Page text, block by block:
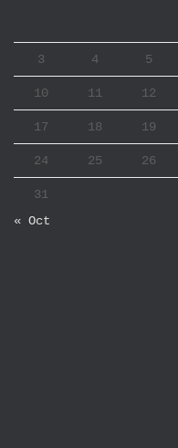
3 4 5
10 11 12
17 18 19
24 25 26
31
« Oct